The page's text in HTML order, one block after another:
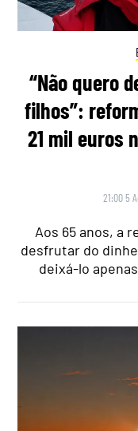
“Não quero
filhos”:
21 mil euros
21:00 5
Aos 65 anos, a
desfrutar do
deixá-lo